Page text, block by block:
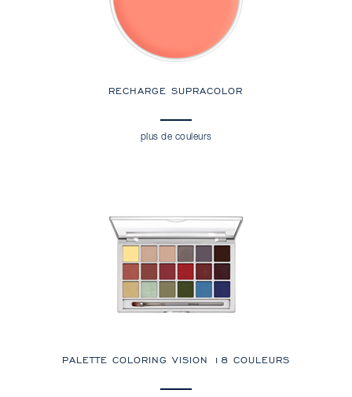
RECHARGE SUPRACOLOR
plus de couleurs
PALETTE COLORING VISION 18 COULEURS